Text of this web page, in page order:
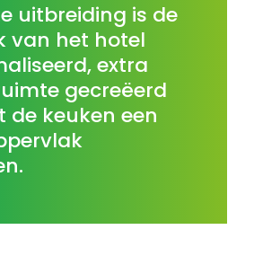
uitbreiding is de
van het hotel
extra
gecreëerd
de keuken een